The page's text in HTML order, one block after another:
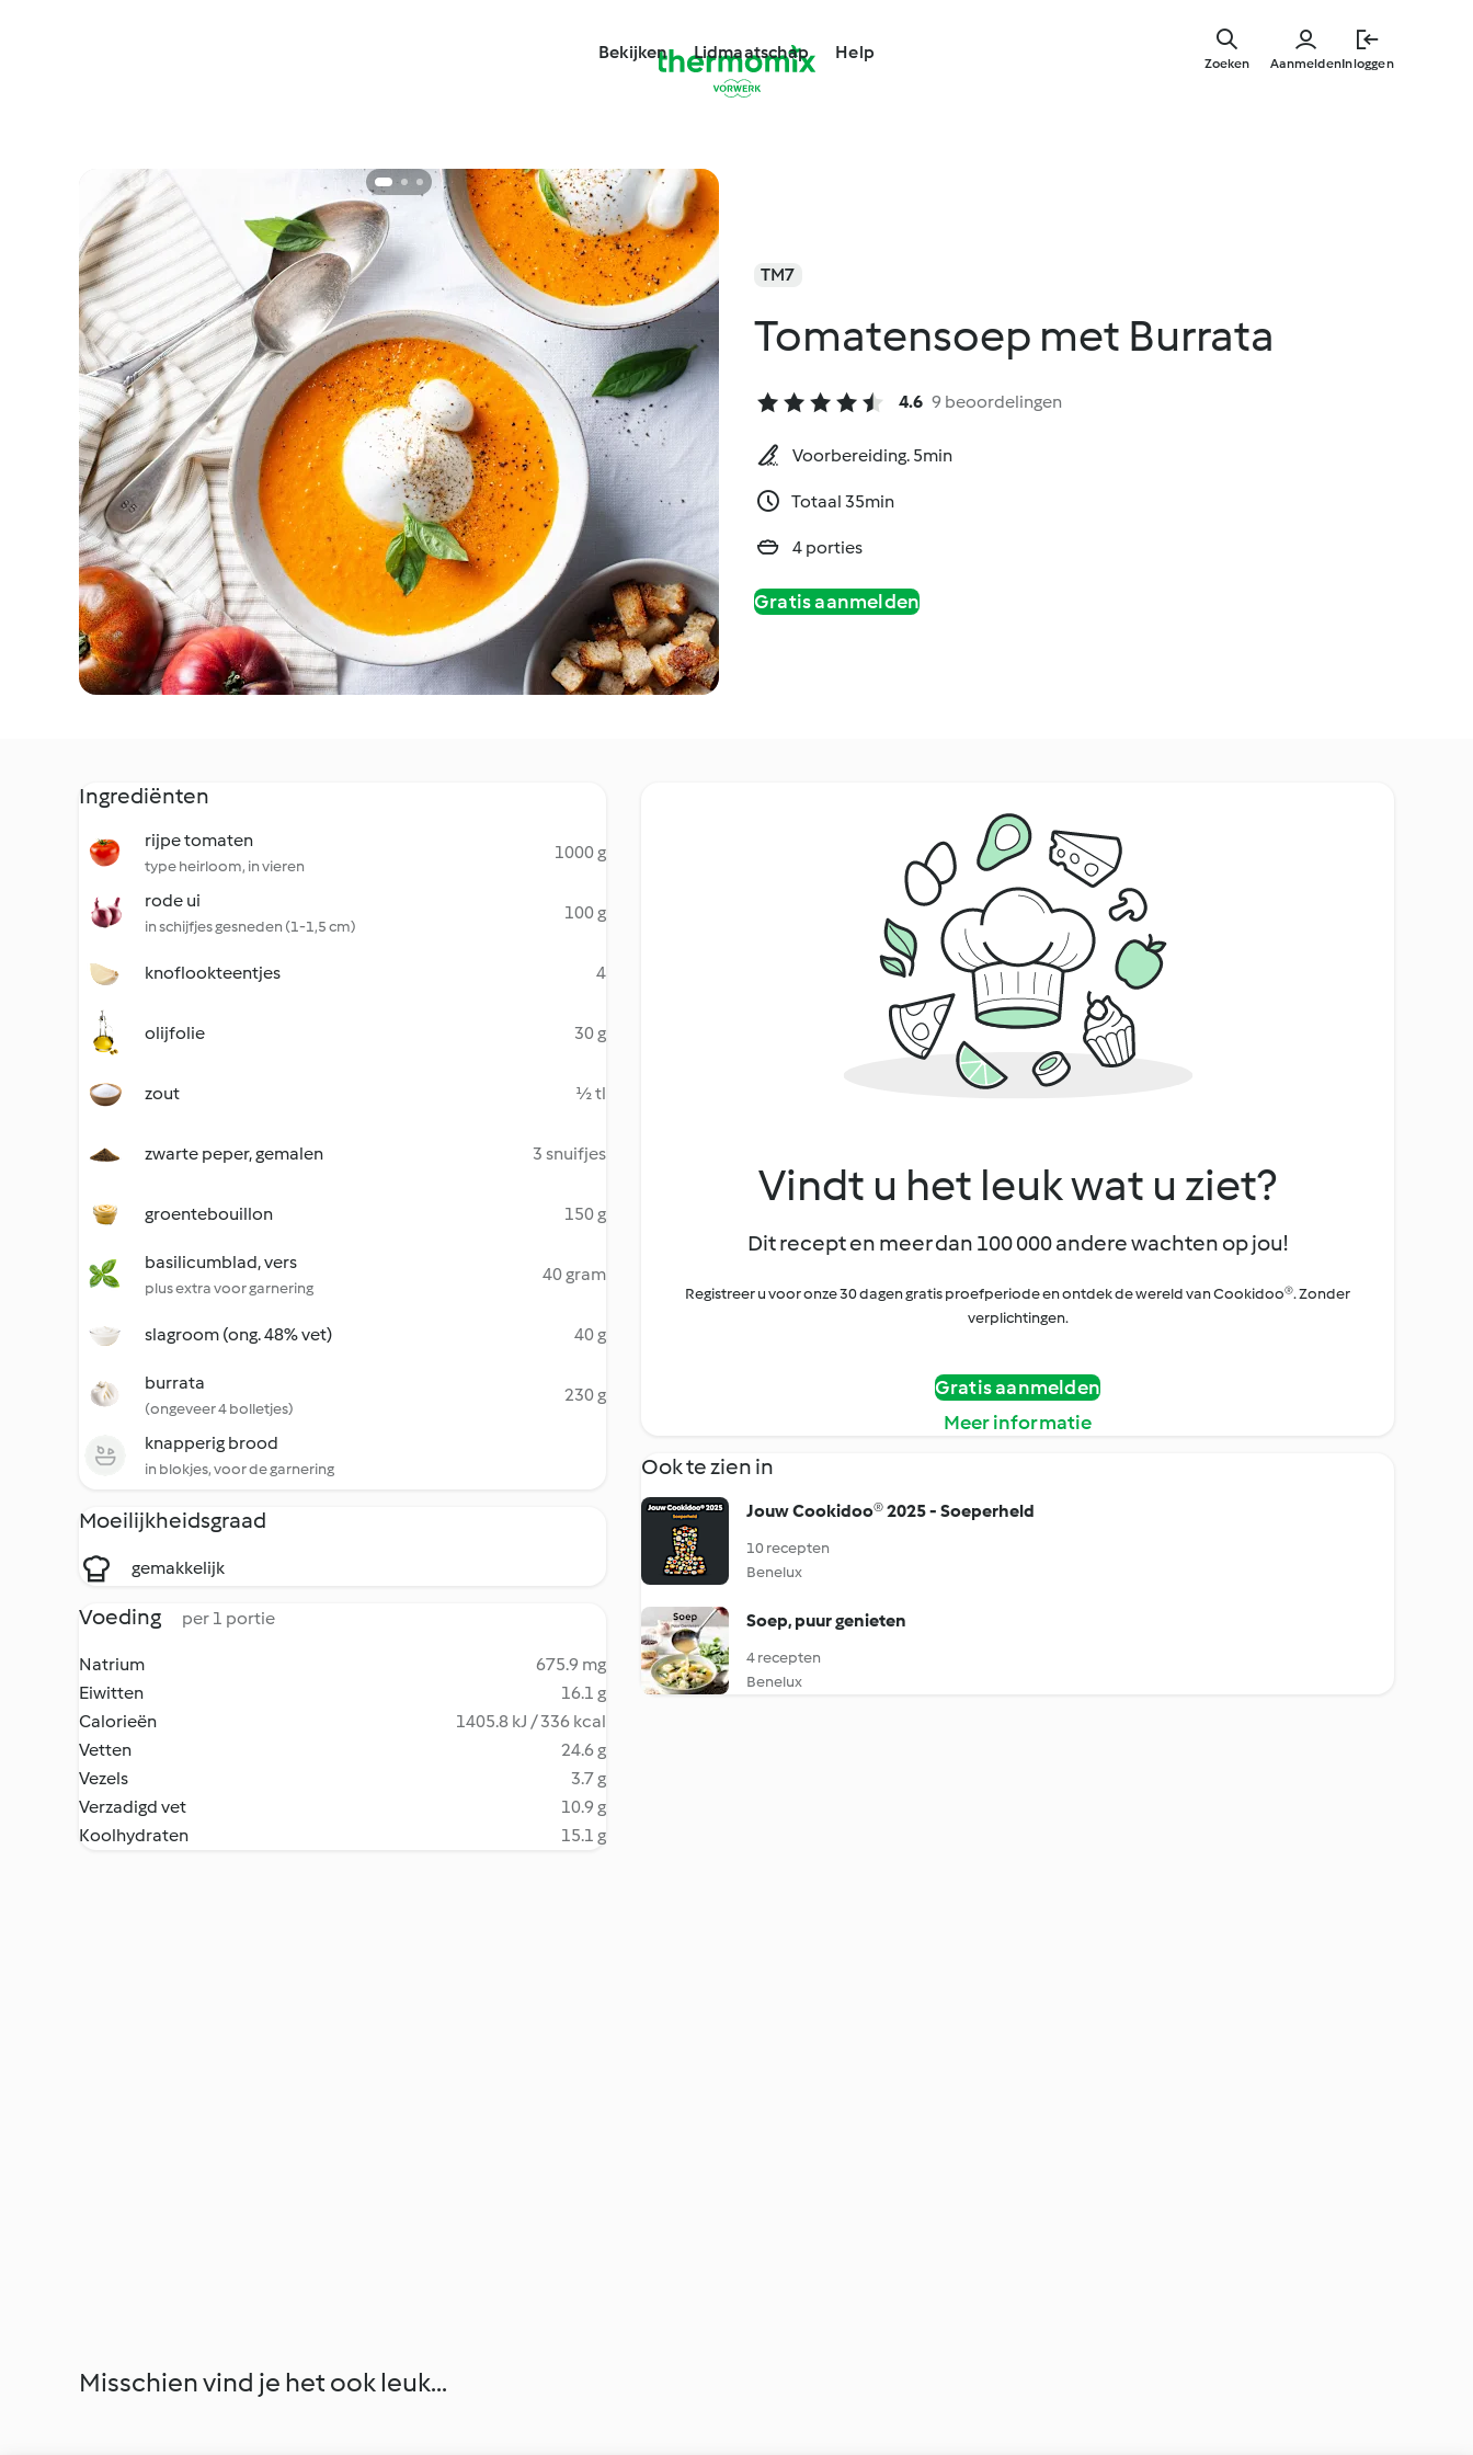
Bekijken Lidmaatschap Help
AanmeldenInloggen
Zoeken
TM7
Tomatensoep met Burrata
4.6 9 beoordelingen
Voorbereiding. 5min
Totaal 35min
4 porties
Gratis aanmelden
Ingrediënten
rijpe tomaten
type heirloom, in vieren
1000 g
rode ui
in schijfjes gesneden (1-1,5 cm)
100 g
knoflookteentjes 4
olijfolie 30 g
zout ½ tl
zwarte peper, gemalen 3 snuifjes
groentebouillon 150 g
basilicumblad, vers
plus extra voor garnering
40 gram
slagroom (ong. 48% vet) 40 g
burrata
(ongeveer 4 bolletjes)
230 g
knapperig brood
in blokjes, voor de garnering
Moeilijkheidsgraad
gemakkelijk
Voeding per 1 portie
Natrium
675.9 mg
Eiwitten
16.1 g
Calorieën
1405.8 kJ / 336 kcal
Vetten
24.6 g
Vezels
3.7 g
Verzadigd vet
10.9 g
Koolhydraten
15.1 g
Vindt u het leuk wat u ziet?
Dit recept en meer dan 100 000 andere wachten op jou!
Registreer u voor onze 30 dagen gratis proefperiode en ontdek de wereld van Cookidoo®. Zonder
verplichtingen.
Gratis aanmelden
Meer informatie
Ook te zien in
Jouw Cookidoo® 2025 - Soeperheld
10 recepten
Benelux
Soep, puur genieten
4 recepten
Benelux
Misschien vind je het ook leuk...